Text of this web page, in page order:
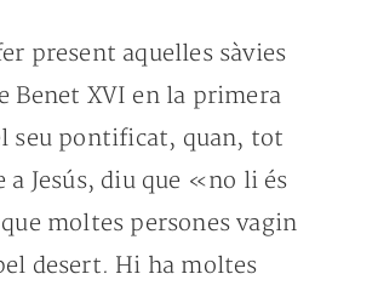
present aquelles sàvies
Benet XVI en la primera
seu pontificat, quan, tot
Jesús, diu que «no li és
moltes persones vagin
desert. Hi ha moltes